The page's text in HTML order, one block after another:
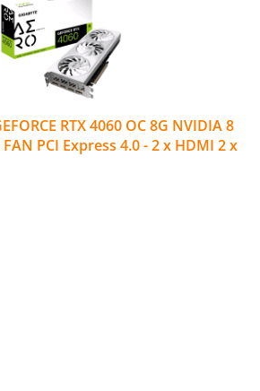
RTX 4060 OC 8G NVIDIA 8
FAN PCI Express 4.0 - 2 x HDMI 2 x